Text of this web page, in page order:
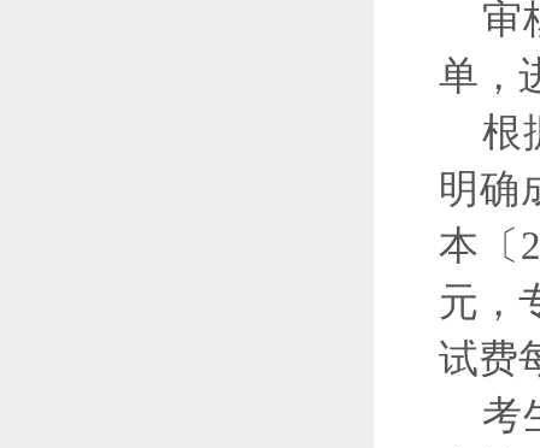
审
单，
根
明确
本〔
元，
试费
考